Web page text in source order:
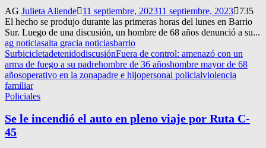
AG Julieta Allende 11 septiembre, 202311 septiembre, 2023
735
El hecho se produjo durante las primeras horas del lunes en Barrio
Sur. Luego de una discusión, un hombre de 68 años denunció a su...
ag noticiasalta gracia noticiasbarrio
SurbicicletadetenidodiscusiónFuera de control: amenazó con un
arma de fuego a su padrehombre de 36 añoshombre mayor de 68
añosoperativo en la zonapadre e hijopersonal policialviolencia
familiar
Policiales
Se le incendió el auto en pleno viaje por Ruta C-
45